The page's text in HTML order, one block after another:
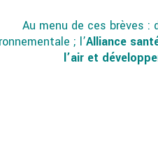
Au menu de ces brèves :
; l’Alliance
l’air et